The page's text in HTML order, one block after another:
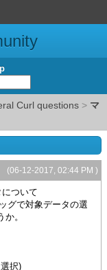
Curl questions > マ
(06-12-2017, 02:44 PM )
ついて
グで対象データの選
。
択)